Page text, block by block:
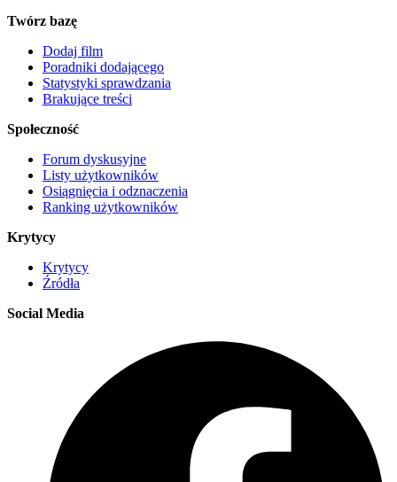
Twórz bazę
Dodaj film
Poradniki dodającego
Statystyki sprawdzania
Brakujące treści
Społeczność
Forum dyskusyjne
Listy użytkowników
Osiągnięcia i odznaczenia
Ranking użytkowników
Krytycy
Krytycy
Źródła
Social Media